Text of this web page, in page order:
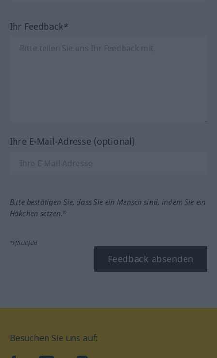
Ihr Feedback*
Ihre E-Mail-Adresse (optional)
Bitte bestätigen Sie, dass Sie ein Mensch sind, indem Sie ein
Häkchen setzen.*
*Pflichtfeld
Feedback absenden
Besuchen Sie uns auf: